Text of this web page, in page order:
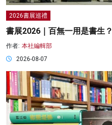
2026書展巡禮
書展2026｜百無一用是書生？
作者: 本社編輯部
2026-08-07